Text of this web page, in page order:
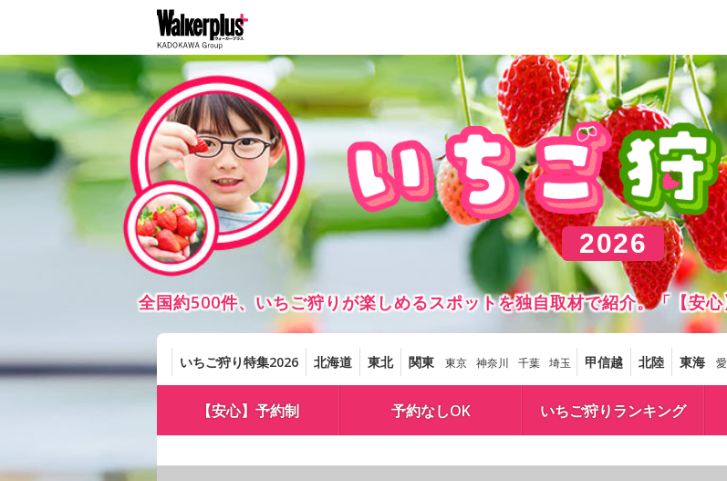
2026
全国約500件、いちご狩りが楽しめるスポットを独自取材で紹介。「【安
いちご狩り特集2026 北海道 東北 関東 東京 神奈川 千葉 埼玉 甲信越 北陸 東海
【安心】予約制 予約なしOK いちご狩りランキング